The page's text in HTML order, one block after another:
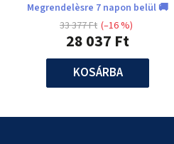
Megrendelèsre 7 napon belül 🚚
28 037 Ft
33 377 Ft (–16 %)
KOSÁRBA